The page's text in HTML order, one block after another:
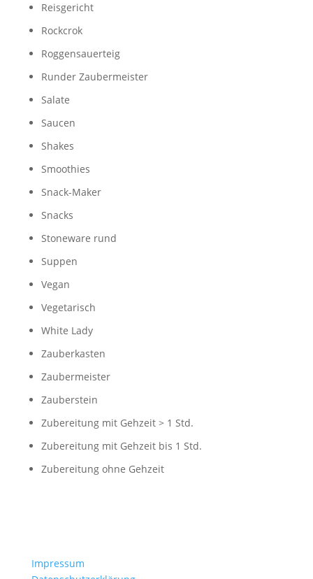
Reisgericht
Rockcrok
Roggensauerteig
Runder Zaubermeister
Salate
Saucen
Shakes
Smoothies
Snack-Maker
Snacks
Stoneware rund
Suppen
Vegan
Vegetarisch
White Lady
Zauberkasten
Zaubermeister
Zauberstein
Zubereitung mit Gehzeit > 1 Std.
Zubereitung mit Gehzeit bis 1 Std.
Zubereitung ohne Gehzeit
Impressum